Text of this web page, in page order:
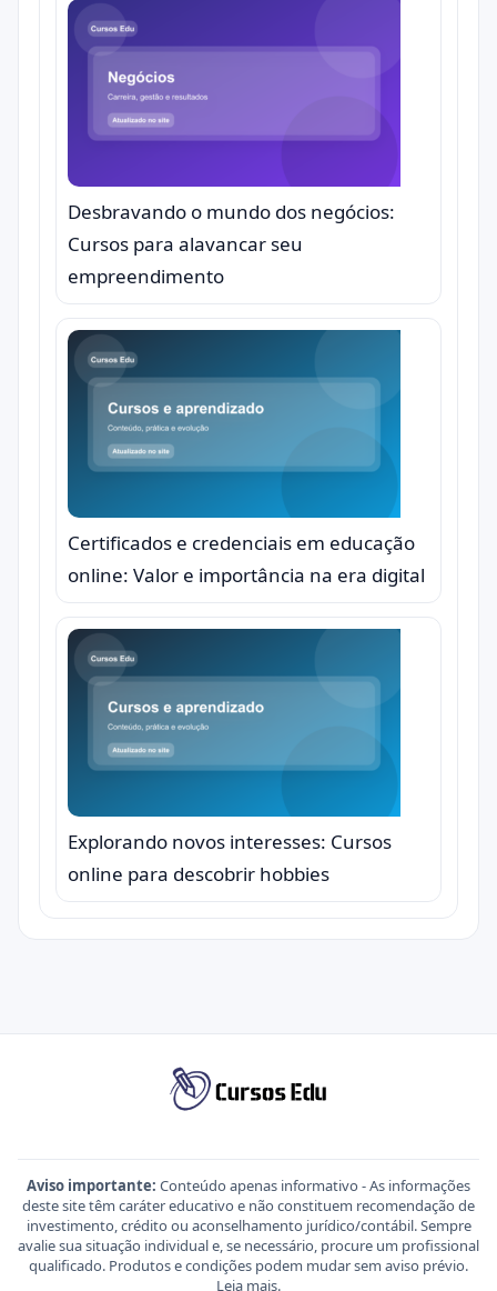
Desbravando o mundo dos negócios:
Cursos para alavancar seu
empreendimento
Certificados e credenciais em educação
online: Valor e importância na era digital
Explorando novos interesses: Cursos
online para descobrir hobbies
Aviso importante: Conteúdo apenas informativo - As informações
deste site têm caráter educativo e não constituem recomendação de
investimento, crédito ou aconselhamento jurídico/contábil. Sempre
avalie sua situação individual e, se necessário, procure um profissional
qualificado. Produtos e condições podem mudar sem aviso prévio.
Leia mais.